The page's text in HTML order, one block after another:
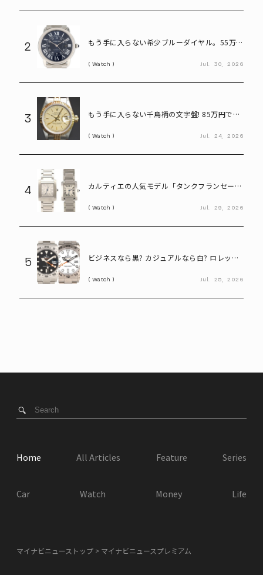
2
もう手に入らない希少ブルーダイヤル。55万円
Watch Jul. 30, 2026
3
もう手に入らない千鳥柄の文字盤! 85万円で買
Ref.69173」
Watch Jul. 24, 2026
4
カルティエの人気モデル「タンクフランセー
Watch Jul. 29, 2026
5
ビジネスなら黒? カジュアルなら白? ロレック
Watch Jul. 25, 2026
Home All Articles Feature Series
Car Watch Money Life
マイナビニューストップ マイナビニュースプレミアム